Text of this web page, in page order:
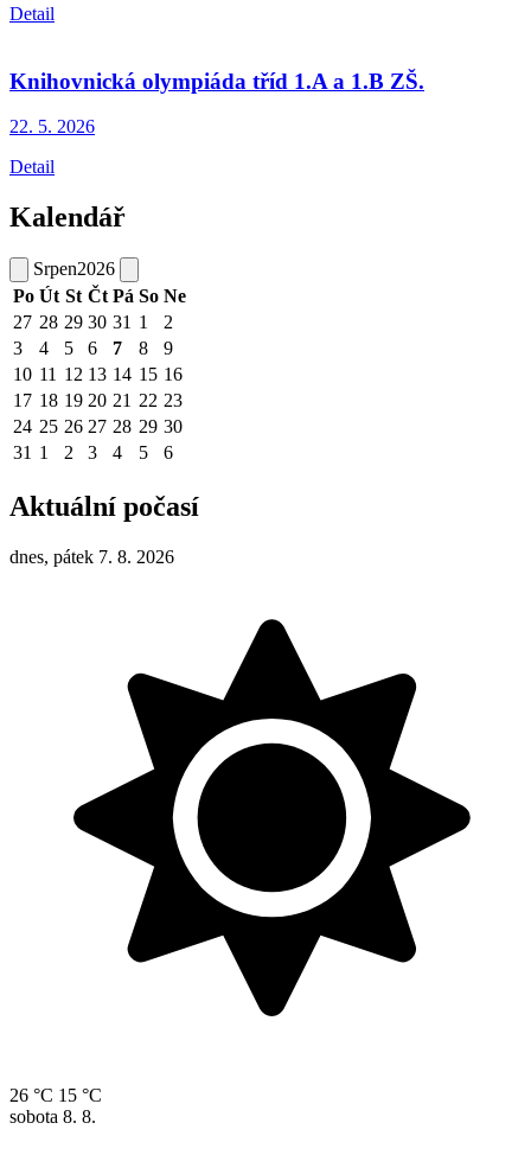
Detail
Knihovnická olympiáda tříd 1.A a 1.B ZŠ.
22. 5. 2026
Detail
Kalendář
Srpen2026
Po Út St Čt Pá So Ne
27 28 29 30 31 1
2
3
4 5 6 7 8
9
10 11 12 13 14 15 16
17 18 19 20 21 22 23
24 25 26 27 28 29 30
31 1 2 3 4 5 6
Aktuální počasí
dnes, pátek 7. 8. 2026
26 °C 15 °C
sobota 8. 8.